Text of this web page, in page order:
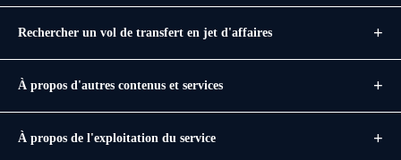
Rechercher un vol de transfert en jet d'affaires
À propos d'autres contenus et services
À propos de l'exploitation du service